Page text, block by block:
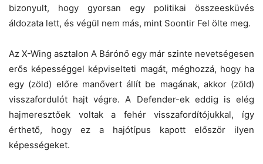
bizonyult, hogy gyorsan egy politikai összeesküvés
áldozata lett, és végül nem más, mint Soontir Fel ölte meg.
Az X-Wing asztalon A Bárónő egy már szinte nevetségesen
erős képességgel képviselteti magát, méghozzá, hogy ha
egy (zöld) előre manővert állít be magának, akkor (zöld)
visszafordulót hajt végre. A Defender-ek eddig is elég
hajmeresztőek voltak a fehér visszafordítójukkal, így
érthető, hogy ez a hajótípus kapott először ilyen
képességeket.